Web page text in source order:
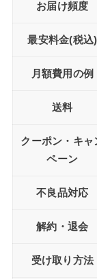
お届け頻度
最安料金(税込)
月額費用の例
送料
クーポン・キャ
ペーン
不良品対応
解約・退会
受け取り方法